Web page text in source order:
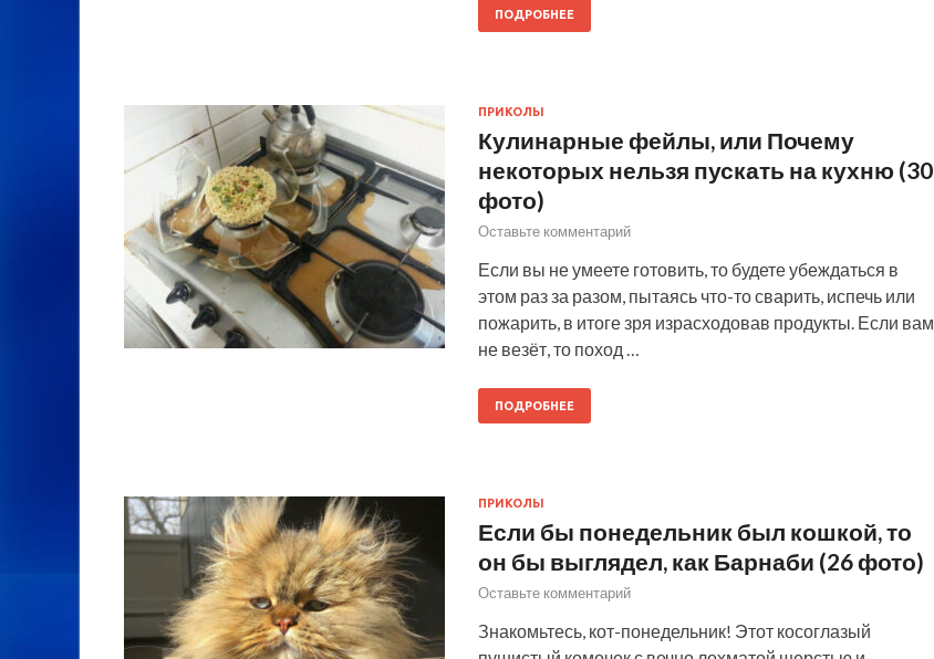
ПОДРОБНЕЕ
ПРИКОЛЫ
Кулинарные фейлы, или Почему
некоторых нельзя пускать на кухню (30
фото)
Оставьте комментарий
Если вы не умеете готовить, то будете убеждаться в
этом раз за разом, пытаясь что-то сварить, испечь или
пожарить, в итоге зря израсходовав продукты. Если вам
не везёт, то поход …
ПОДРОБНЕЕ
ПРИКОЛЫ
Если бы понедельник был кошкой, то
он бы выглядел, как Барнаби (26 фото)
Оставьте комментарий
Знакомьтесь, кот-понедельник! Этот косоглазый